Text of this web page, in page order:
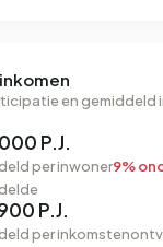
en gemiddeld
P.J.
per inwoner9%
P.J.
per